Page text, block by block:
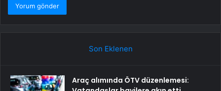
Son Eklenen
Araç alımında ÖTV düzenlemesi: